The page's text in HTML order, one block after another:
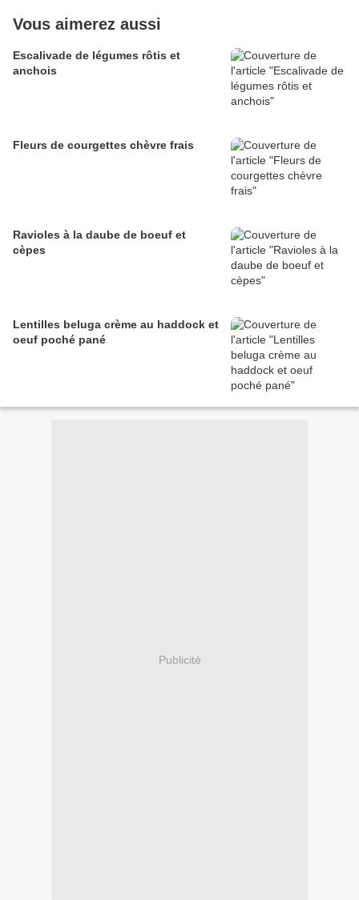
Vous aimerez aussi
Escalivade de légumes rôtis et
anchois
Fleurs de courgettes chèvre frais
Ravioles à la daube de boeuf et
cèpes
Lentilles beluga crème au haddock et
oeuf poché pané
Publicité